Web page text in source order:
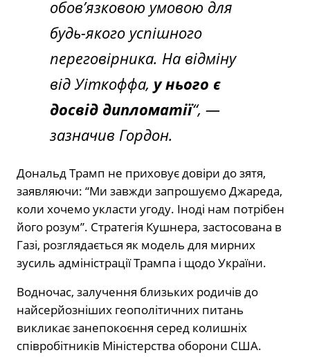
обов’язковою умовою для
будь-якого успішного
переговірника. На відміну
від Уіткоффа, у нього є
досвід дипломатії“, —
зазначив Гордон.
Дональд Трамп не приховує довіри до зятя,
заявляючи: “Ми завжди запрошуємо Джареда,
коли хочемо укласти угоду. Іноді нам потрібен
його розум”. Стратегія Кушнера, застосована в
Газі, розглядається як модель для мирних
зусиль адміністрації Трампа і щодо України.
Водночас, залучення близьких родичів до
найсерйозніших геополітичних питань
викликає занепокоєння серед колишніх
співробітників Міністерства оборони США.